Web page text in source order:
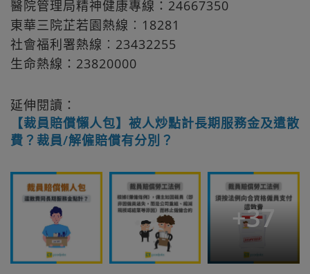
醫院管理局精神健康專線：24667350
東華三院芷若園熱線︰18281
社會福利署熱線︰23432255
生命熱線：23820000
延伸閱讀：
【裁員賠償懶人包】被人炒點計長期服務金及遣散
費？裁員/解僱賠償有分別？
+37